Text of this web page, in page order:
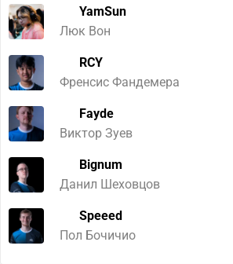
YamSun
Люк Вон
RCY
Френсис Фандемера
Fayde
Виктор Зуев
Bignum
Данил Шеховцов
Speeed
Пол Бочичио